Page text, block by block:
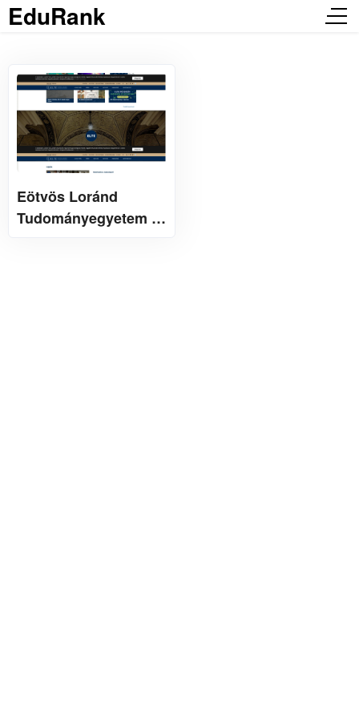
EduRank
Eötvös Loránd
Tudományegyetem 匈